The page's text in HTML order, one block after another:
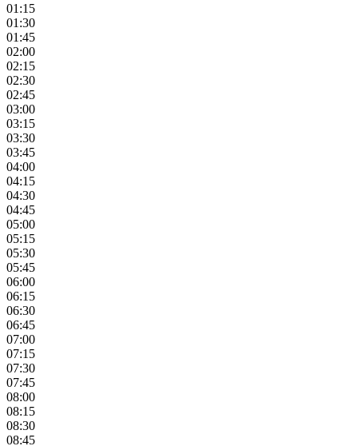
01:15
01:30
01:45
02:00
02:15
02:30
02:45
03:00
03:15
03:30
03:45
04:00
04:15
04:30
04:45
05:00
05:15
05:30
05:45
06:00
06:15
06:30
06:45
07:00
07:15
07:30
07:45
08:00
08:15
08:30
08:45